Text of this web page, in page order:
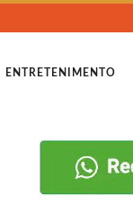
ENTRETENIMENTO